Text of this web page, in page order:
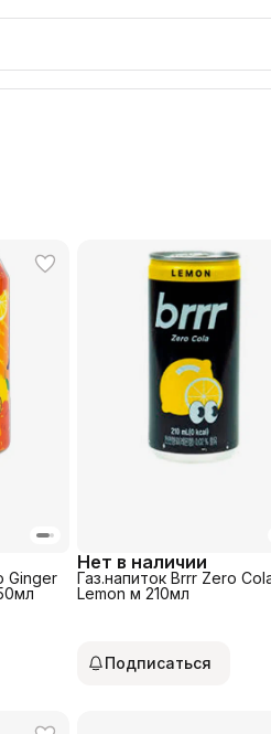
Ginger
Нет в наличии
Газ.напиток Brrr Zero
Lemon м 210мл
Подписаться